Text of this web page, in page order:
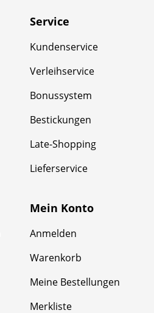
Service
Kundenservice
Verleihservice
Bonussystem
Bestickungen
Late-Shopping
Lieferservice
Mein Konto
Anmelden
Warenkorb
Meine Bestellungen
Merkliste